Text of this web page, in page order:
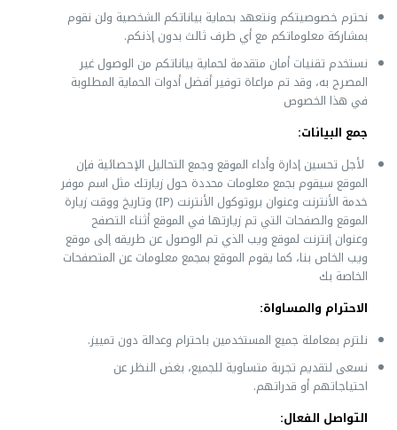
نحترم خصوصيتكم ونتعهد بحماية بياناتكم الشخصية ولن نقوم
بمشاركة معلوماتكم مع أي طرف ثالث بدون إذنكم.
نستخدم تقنيات أمان متقدمة لحماية بياناتكم من الوصول غير
المصرح به، وقد تم مراعاة توفير أفضل أدوات الحماية المطلوبة
في هذا الخصوص
جمع البيانات:
لأجل تحسين إدارة وأداء الموقع وجمع التحاليل الإحصائية فإن
الموقع سيقوم بجمع معلومات محددة حول زيارتك مثل اسم موفر
خدمة الأنترنت وعنوان بروتوكول الأنترنت (IP) وتاريخ ووقت زيارة
الموقع والصفحات التي تم زيارتها في الموقع أثناء التصفح
وعنوان إنترنت لموقع ويب الذي تم الوصول عن طريقه إلى موقع
ويب الخاص بنا، كما يقوم الموقع بمجمع معلومات عن المتصفحات
الخاصة بك
الاحترام والمساواة:
نلتزم بمعاملة جميع المستخدمين باحترام وعدالة دون تمييز.
نسعى لتقديم تجربة متساوية للجميع، بغض النظر عن
احتياجاتهم أو قدراتهم.
التواصل الفعال: